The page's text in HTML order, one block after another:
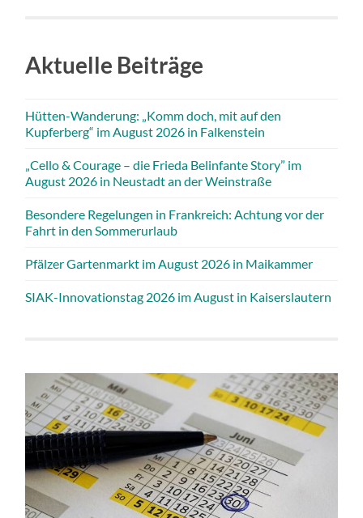
Aktuelle Beiträge
Hütten-Wanderung: „Komm doch, mit auf den
Kupferberg“ im August 2026 in Falkenstein
„Cello & Courage – die Frieda Belinfante Story” im
August 2026 in Neustadt an der Weinstraße
Besondere Regelungen in Frankreich: Achtung vor der
Fahrt in den Sommerurlaub
Pfälzer Gartenmarkt im August 2026 in Maikammer
SIAK-Innovationstag 2026 im August in Kaiserslautern